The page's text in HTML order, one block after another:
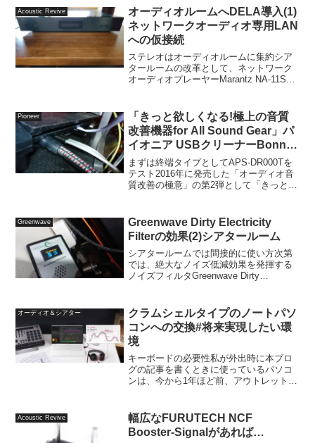
Acoustic Revive
オーディオルームへDELA導入(1)
ネットワークオーディオ専用LAN
への仮接続
ステレオはオーディオルームに集約シア
タールームの改革として、ネットワーク
オーディオプレーヤーMarantz NA-11S1
オーディオルームに移設する予定です。
シアタ...
Pioneer
「きっと欲しくなる!極上の音質
改善機器for All Sound Gear」パ
イオニア USBクリーナーBonnes
Notes DRESSING APS-DR000T
の試聴(1)Playstation4 Pro
まずは終端タイプとしてAPS-DR000Tを
テスト2016年に発売した「オーディオ音
質改善の極意」の第2弾として「きっと欲
19日に発売していた...
Greenwave
Greenwave Dirty Electricity
Filterの効果(2)シアタールーム
シアタールームでは間接的に使い方次第
では、絶大なノイズ低減効果を発揮する
ノイズフィルタGreenwave Dirty
接続している西側の壁コンセ...
オーディオ＆シアター
クラムシェルタイプのノートパソ
コンへの交換#将来実現したい環
境
キーボードの必要性私が外出時に本ブロ
グの記事を書くときに使っているパソコ
ンは、今から1年ほど前、アウトレットで
うタブレットPCを使っていま...
Acoustic Revive
幅広なFURUTECH NCF
Booster-Signalがあれば…